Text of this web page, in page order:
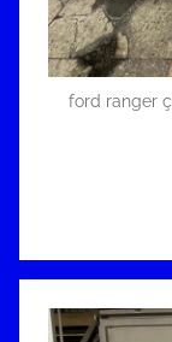
ford ranger